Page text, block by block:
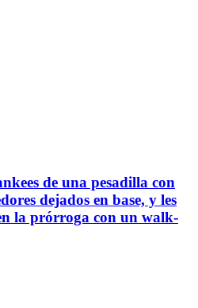
de una pesadilla con
dejados en base, y les
la prórroga con un walk-